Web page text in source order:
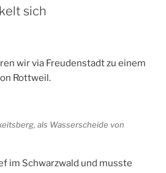
sich
wir via Freudenstadt zu einem
Rottweil.
als Wasserscheide von
im Schwarzwald und musste